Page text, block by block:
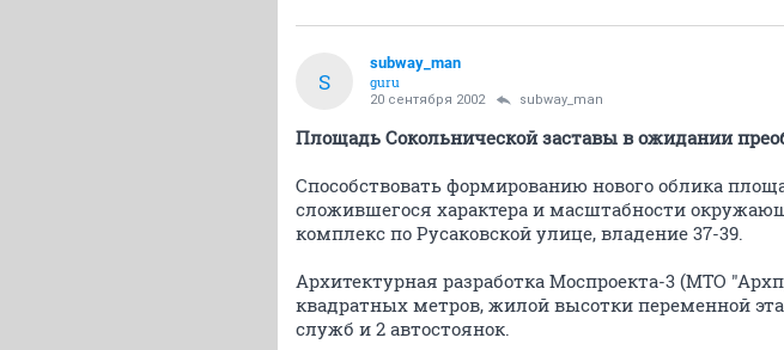
S
subway_man
guru
20 сентября 2002 subway_man
Площадь Сокольнической заставы в ожидании
Способствовать формированию нового облика
сложившегося характера и масштабности
комплекс по Русаковской улице, владение 37-39.
Архитектурная разработка Моспроекта-3 (МТО
квадратных метров, жилой высотки переменной
служб и 2 автостоянок.